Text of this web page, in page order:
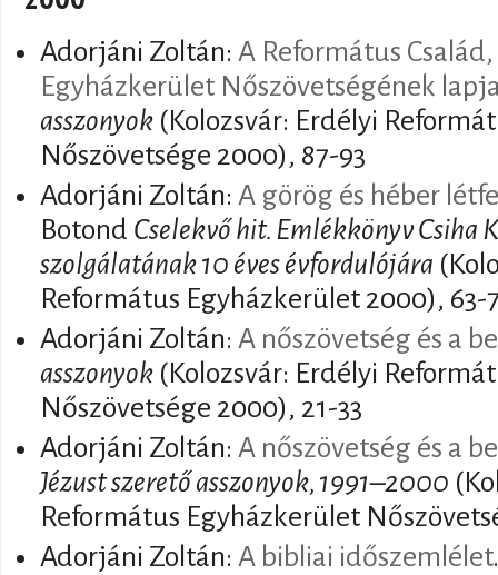
Adorjáni Zoltán: A Református
Egyházkerület Nőszövetségének
asszonyok (Kolozsvár: Erdélyi
Nőszövetsége 2000), 87-93
Adorjáni Zoltán: A görög és héber
Botond Cselekvő hit. Emlékkönyv Csiha
szolgálatának 10 éves évfordulójára
Református Egyházkerület 2000), 63-
Adorjáni Zoltán: A nőszövetség és a
asszonyok (Kolozsvár: Erdélyi
Nőszövetsége 2000), 21-33
Adorjáni Zoltán: A nőszövetség és a
Jézust szerető asszonyok, 1991–2000
Református Egyházkerület
Adorjáni Zoltán: A bibliai időszemlélet